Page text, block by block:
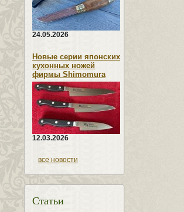
24.05.2026
Новые серии японских
кухонных ножей
фирмы Shimomura
12.03.2026
все новости
Статьи